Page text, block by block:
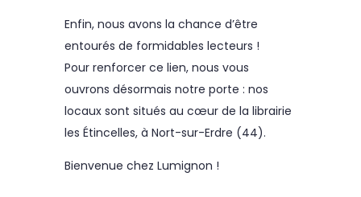
Enfin, nous avons la chance d’être
entourés de formidables lecteurs !
Pour renforcer ce lien, nous vous
ouvrons désormais notre porte : nos
locaux sont situés au cœur de la librairie
les Étincelles, à Nort-sur-Erdre (44).
Bienvenue chez Lumignon !